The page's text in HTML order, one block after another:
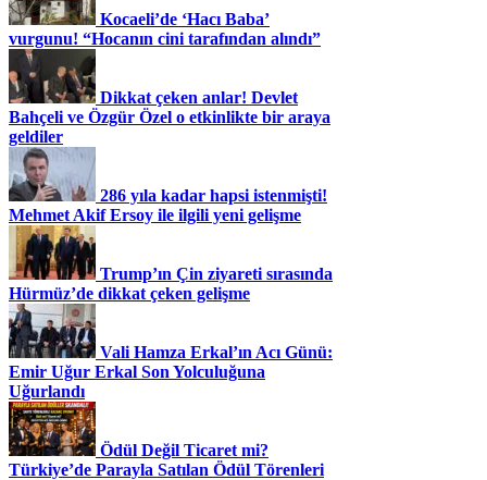
Kocaeli’de ‘Hacı Baba’
vurgunu! “Hocanın cini tarafından alındı”
Dikkat çeken anlar! Devlet
Bahçeli ve Özgür Özel o etkinlikte bir araya
geldiler
286 yıla kadar hapsi istenmişti!
Mehmet Akif Ersoy ile ilgili yeni gelişme
Trump’ın Çin ziyareti sırasında
Hürmüz’de dikkat çeken gelişme
Vali Hamza Erkal’ın Acı Günü:
Emir Uğur Erkal Son Yolculuğuna
Uğurlandı
Ödül Değil Ticaret mi?
Türkiye’de Parayla Satılan Ödül Törenleri